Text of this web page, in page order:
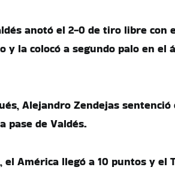
anotó el 2-0 de tiro libre con
y la colocó a segundo palo en el
Alejandro Zendejas
pase de Valdés.
América llegó a 10 puntos y el